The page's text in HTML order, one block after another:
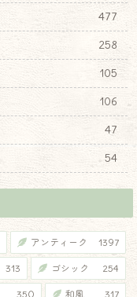
477
258
105
106
47
54
アンティーク 1397
313 ゴシック 254
350 和風 317